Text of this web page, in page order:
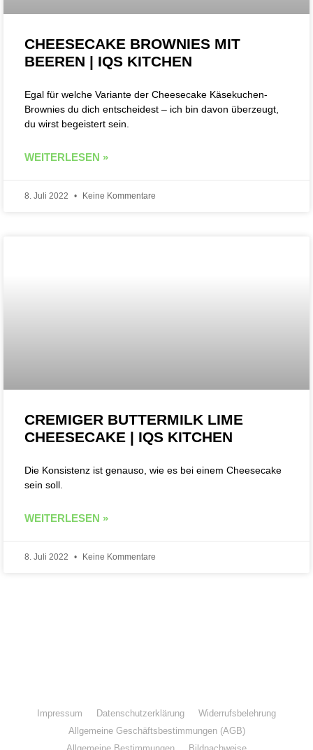
CHEESECAKE BROWNIES MIT
BEEREN | IQS KITCHEN
Egal für welche Variante der Cheesecake Käsekuchen-
Brownies du dich entscheidest – ich bin davon überzeugt,
du wirst begeistert sein.
WEITERLESEN »
8. Juli 2022 Keine Kommentare
CREMIGER BUTTERMILK LIME
CHEESECAKE | IQS KITCHEN
Die Konsistenz ist genauso, wie es bei einem Cheesecake
sein soll.
WEITERLESEN »
8. Juli 2022 Keine Kommentare
Impressum Datenschutzerklärung
Widerrufsbelehrung
Allgemeine Geschäftsbestimmungen (AGB)